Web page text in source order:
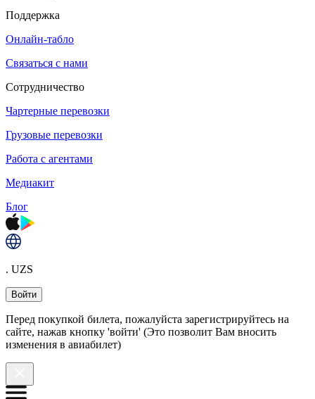
Поддержка
Онлайн-табло
Связаться с нами
Сотрудничество
Чартерные перевозки
Грузовые перевозки
Работа с агентами
Медиакит
Блог
. UZS
Войти
Перед покупкой билета, пожалуйста зарегистрируйтесь на
сайте, нажав кнопку 'войти' (Это позволит Вам вносить
изменения в авиабилет)